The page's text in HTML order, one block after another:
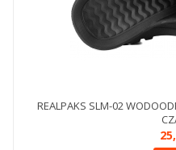
REALPAKS SLM-02